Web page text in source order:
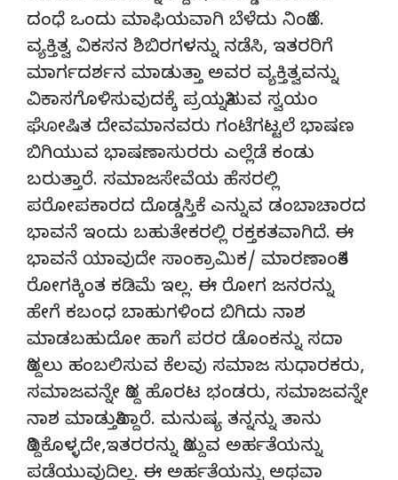
ದಂಧೆ ಒಂದು ಮಾಫಿಯವಾಗಿ ಬೆಳೆದು ನಿಂತಿದೆ.
ವ್ಯಕ್ತಿತ್ವ ವಿಕಸನ ಶಿಬಿರಗಳನ್ನು ನಡೆಸಿ, ಇತರರಿಗೆ
ಮಾರ್ಗದರ್ಶನ ಮಾಡುತ್ತಾ ಅವರ ವ್ಯಕ್ತಿತ್ವವನ್ನು
ವಿಕಾಸಗೊಳಿಸುವುದಕ್ಕೆ ಪ್ರಯತ್ನಿಸುವ ಸ್ವಯಂ
ಘೋಷಿತ ದೇವಮಾನವರು ಗಂಟೆಗಟ್ಟಲೆ ಭಾಷಣ
ಬಿಗಿಯುವ ಭಾಷಣಾಸುರರು ಎಲ್ಲೆಡೆ ಕಂಡು
ಬರುತ್ತಾರೆ. ಸಮಾಜಸೇವೆಯ ಹೆಸರಲ್ಲಿ
ಪರೋಪಕಾರದ ದೊಡ್ಡಸ್ತಿಕೆ ಎನ್ನುವ ಡಂಬಾಚಾರದ
ಭಾವನೆ ಇಂದು ಬಹುತೇಕರಲ್ಲಿ ರಕ್ತಕತವಾಗಿದೆ. ಈ
ಭಾವನೆ ಯಾವುದೇ ಸಾಂಕ್ರಾಮಿಕ/ ಮಾರಣಾಂತಿಕ
ರೋಗಕ್ಕಿಂತ ಕಡಿಮೆ ಇಲ್ಲ. ಈ ರೋಗ ಜನರನ್ನು
ಹೇಗೆ ಕಬಂಧ ಬಾಹುಗಳಿಂದ ಬಿಗಿದು ನಾಶ
ಮಾಡಬಹುದೋ ಹಾಗೆ ಪರರ ಡೊಂಕನ್ನು ಸದಾ
ತಿದ್ದಲು ಹಂಬಲಿಸುವ ಕೆಲವು ಸಮಾಜ ಸುಧಾರಕರು,
ಸಮಾಜವನ್ನೇ ತಿದ್ದ ಹೊರಟ ಭಂಡರು, ಸಮಾಜವನ್ನೇ
ನಾಶ ಮಾಡುತ್ತಿದ್ದಾರೆ. ಮನುಷ್ಯ ತನ್ನನ್ನು ತಾನು
ತಿದ್ದಿಕೊಳ್ಳದೇ,ಇತರರನ್ನು ತಿದ್ದುವ ಅರ್ಹತೆಯನ್ನು
ಪಡೆಯುವುದಿಲ್ಲ. ಈ ಅರ್ಹತೆಯನ್ನು ಅಥವಾ